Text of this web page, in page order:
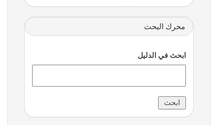
محرك البحث
ابحث في الدليل